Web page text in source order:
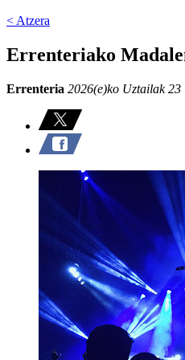
< Atzera
Errenteriako
Errenteria 2026(e)ko Uztailak 23